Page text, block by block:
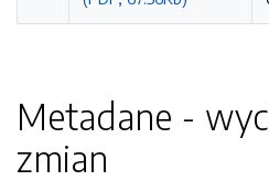
Metadane -
zmian